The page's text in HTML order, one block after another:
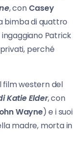
, con Casey
bimba di quattro
Patrick
perché
film western del
Katie Elder, con
Wayne) e i suoi
madre, morta in